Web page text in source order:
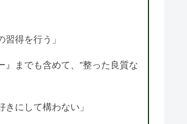
得を行う」
』までも含めて、”整った良質な
にして構わない」